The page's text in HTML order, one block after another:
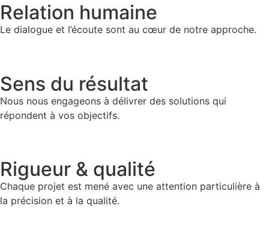
Relation humaine
Le dialogue et l’écoute sont au cœur de notre approche.
Sens du résultat
Nous nous engageons à délivrer des solutions qui
répondent à vos objectifs.
Rigueur & qualité
Chaque projet est mené avec une attention particulière à
la précision et à la qualité.